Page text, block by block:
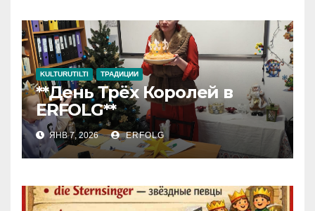
KULTURUTILTI ТРАДИЦИИ
**День Трёх Королей в
ERFOLG**
ЯНВ 7, 2026 ERFOLG